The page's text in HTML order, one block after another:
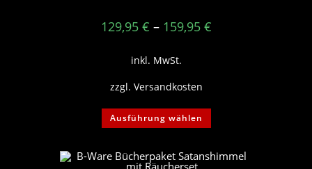
129,95 € – 159,95 €
inkl. MwSt.
zzgl. Versandkosten
Ausführung wählen Dieses
weist
Varianten
auf.